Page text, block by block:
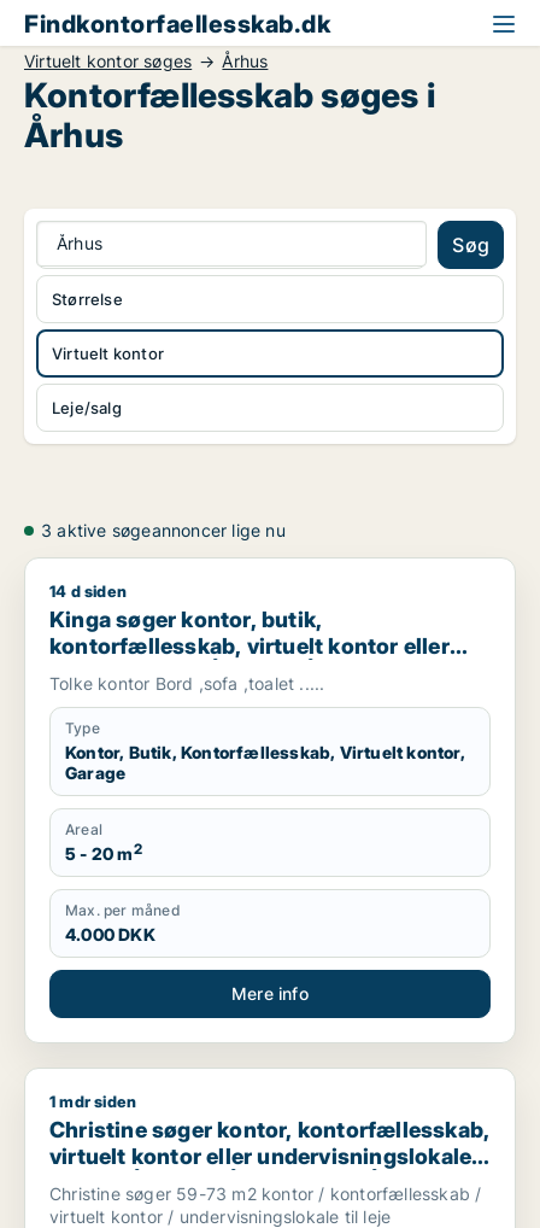
Findkontorfaellesskab.dk
Virtuelt kontor søges Århus
Kontorfællesskab søges i
Århus
Århus Søg
Virtuelt kontor
Leje/salg
Størrelse
3 aktive søgeannoncer lige nu
Kinga søger kontor, butik, kontorfællesskab, virtuelt kontor
14 d siden
Kinga søger kontor, butik,
kontorfællesskab, virtuelt kontor eller
garage til leje i Århus C, Århus N eller
Tolke kontor Bord ,sofa ,toalet .....
Type
Kontor, Butik, Kontorfællesskab, Virtuelt kontor,
Garage
Areal
5 - 20 m2
Max. per måned
4.000 DKK
Mere info
Christine søger kontor, kontorfællesskab, virtuelt kontor
1 mdr siden
Christine søger kontor, kontorfællesskab,
virtuelt kontor eller undervisningslokale
til leje i Århus C, Århus N eller Århus V
m.fl.
Christine søger 59-73 m2 kontor / kontorfællesskab /
virtuelt kontor / undervisningslokale til leje